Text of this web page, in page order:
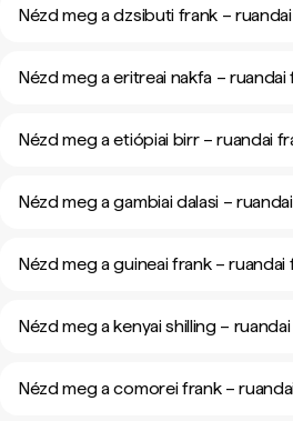
Nézd meg a dzsibuti frank –
Nézd meg a eritreai nakfa –
Nézd meg a etiópiai birr – ruandai
Nézd meg a gambiai dalasi –
Nézd meg a guineai frank –
Nézd meg a kenyai shilling –
Nézd meg a comorei frank –